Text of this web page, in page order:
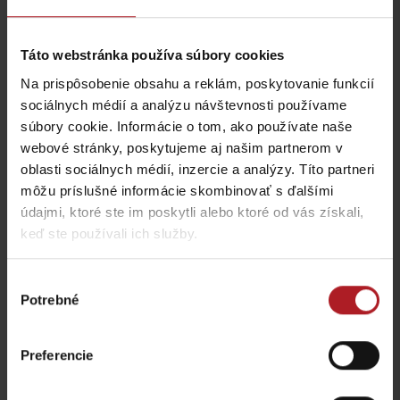
Táto webstránka používa súbory cookies
Na prispôsobenie obsahu a reklám, poskytovanie funkcií
sociálnych médií a analýzu návštevnosti používame
súbory cookie. Informácie o tom, ako používate naše
webové stránky, poskytujeme aj našim partnerom v
oblasti sociálnych médií, inzercie a analýzy. Títo partneri
môžu príslušné informácie skombinovať s ďalšími
údajmi, ktoré ste im poskytli alebo ktoré od vás získali,
keď ste používali ich služby.
súhlasu
Potrebné
Preferencie
Koliba Liptov GOTHAL
Liptovská Osada
Reštaurácia Smrekovica
Ľubochňa
Partizánska Ľupča
všetky miesta kde jesť a piť